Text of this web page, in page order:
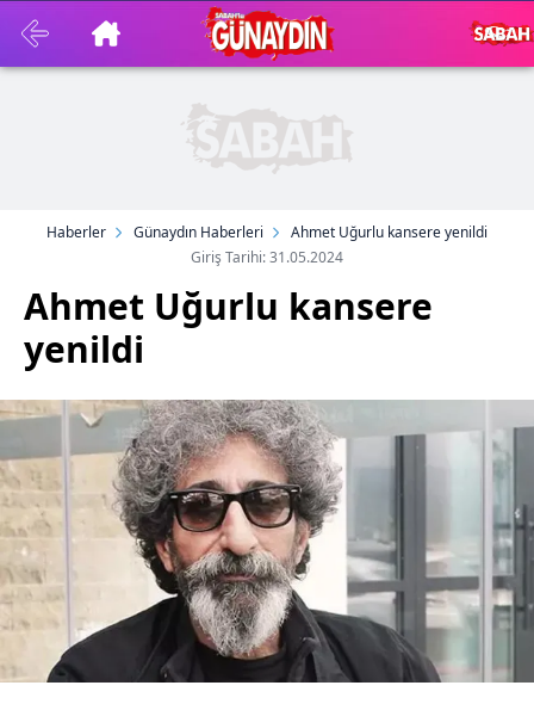
Haberler Günaydın Haberleri
Ahmet Uğurlu kansere yenildi
Giriş Tarihi: 31.05.2024
Ahmet Uğurlu kansere
yenildi